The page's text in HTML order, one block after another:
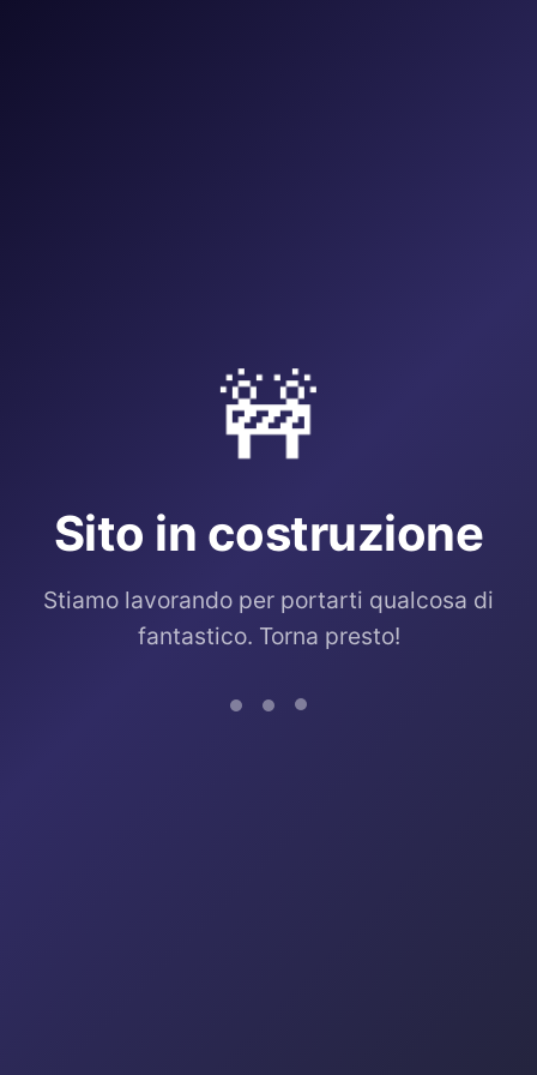
🚧
Sito in costruzione
Stiamo lavorando per portarti qualcosa di
fantastico. Torna presto!